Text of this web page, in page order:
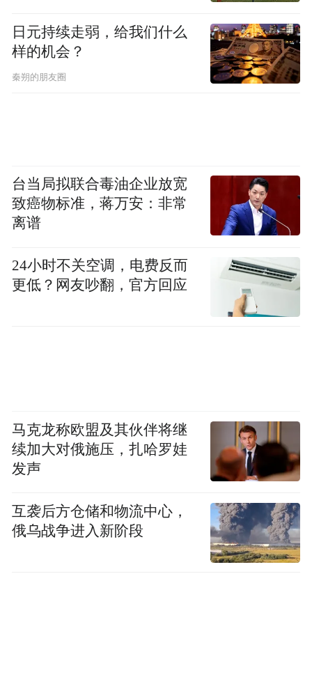
“特别声明：以上作品内容(包括在内的视频、图片或音
频)为凤凰网旗下自媒体平台“大风号”用户上传并发
布，本平台仅提供信息存储空间服务。
Notice: The content above (including the videos,
日元持续走弱，给我们什么
样的机会？
秦朔的朋友圈
台当局拟联合毒油企业放宽
致癌物标准，蒋万安：非常
离谱
24小时不关空调，电费反而
更低？网友吵翻，官方回应
马克龙称欧盟及其伙伴将继
续加大对俄施压，扎哈罗娃
发声
互袭后方仓储和物流中心，
俄乌战争进入新阶段